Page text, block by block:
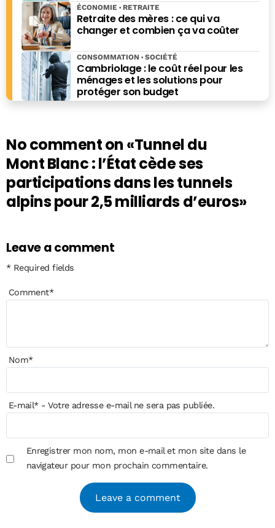
Retraite des mères : ce qui va
changer et combien ça va coûter
ÉCONOMIE RETRAITE
Cambriolage : le coût réel pour les
ménages et les solutions pour
protéger son budget
CONSOMMATION SOCIÉTÉ
No comment on«Tunnel du
Mont Blanc : l’État cède ses
participations dans les tunnels
alpins pour 2,5 milliards d’euros»
Leave a comment
* Required fields
Comment*
Nom*
E-mail*- Votre adresse e-mail ne sera pas publiée.
Enregistrer mon nom, mon e-mail et mon site dans le
navigateur pour mon prochain commentaire.